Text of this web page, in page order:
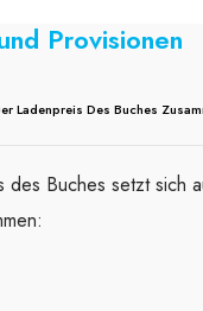
Provisionen
Ladenpreis Des Buches
des Buches setzt sich